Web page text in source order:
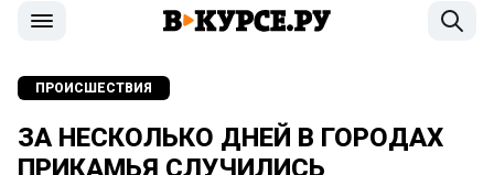
ПРОИСШЕСТВИЯ
ЗА НЕСКОЛЬКО ДНЕЙ В ГОРОДАХ